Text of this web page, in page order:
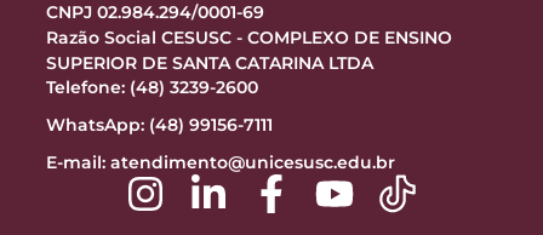
CNPJ 02.984.294/0001-69
Razão Social CESUSC - COMPLEXO DE ENSINO
SUPERIOR DE SANTA CATARINA LTDA
Telefone: (48) 3239-2600
WhatsApp: (48) 99156-7111
E-mail: atendimento@unicesusc.edu.br